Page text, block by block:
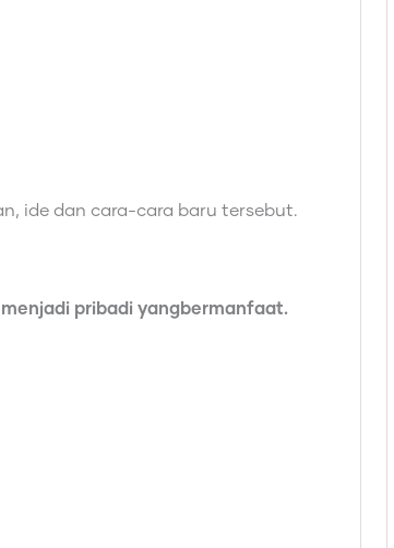
ide dan cara-cara baru tersebut.
pribadi yangbermanfaat.